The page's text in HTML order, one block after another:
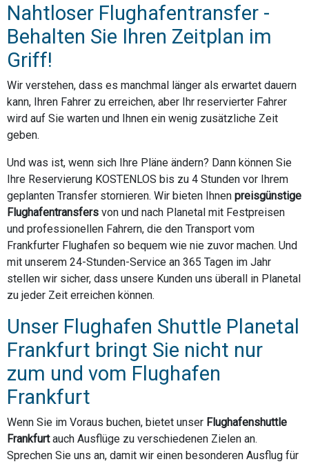
Nahtloser Flughafentransfer -
Behalten Sie Ihren Zeitplan im
Griff!
Wir verstehen, dass es manchmal länger als erwartet dauern
kann, Ihren Fahrer zu erreichen, aber Ihr reservierter Fahrer
wird auf Sie warten und Ihnen ein wenig zusätzliche Zeit
geben.
Und was ist, wenn sich Ihre Pläne ändern? Dann können Sie
Ihre Reservierung KOSTENLOS bis zu 4 Stunden vor Ihrem
geplanten Transfer stornieren. Wir bieten Ihnen preisgünstige
Flughafentransfers von und nach Planetal mit Festpreisen
und professionellen Fahrern, die den Transport vom
Frankfurter Flughafen so bequem wie nie zuvor machen. Und
mit unserem 24-Stunden-Service an 365 Tagen im Jahr
stellen wir sicher, dass unsere Kunden uns überall in Planetal
zu jeder Zeit erreichen können.
Unser Flughafen Shuttle Planetal
Frankfurt bringt Sie nicht nur
zum und vom Flughafen
Frankfurt
Wenn Sie im Voraus buchen, bietet unser Flughafenshuttle
Frankfurtauch Ausflüge zu verschiedenen Zielen an.
Sprechen Sie uns an, damit wir einen besonderen Ausflug für